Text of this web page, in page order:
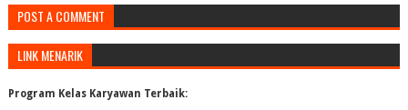
POST A COMMENT
LINK MENARIK
Program Kelas Karyawan Terbaik: